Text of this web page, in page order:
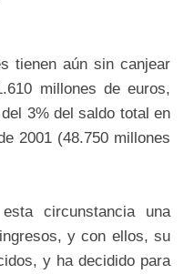
tienen aún sin canjear
millones de euros,
3% del saldo total en
2001 (48.750 millones
circunstancia una
y con ellos, su
y ha decidido para